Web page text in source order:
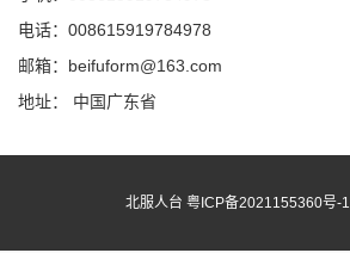
电话：008615919784978
邮箱：beifuform@163.com
地址： 中国广东省
北服人台 粤ICP备2021155360号-1